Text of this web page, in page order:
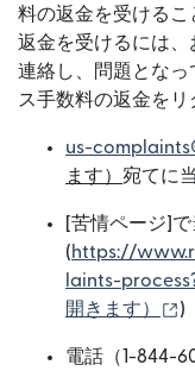
料の返金を受ける
返金を受けるには
連絡し、問題とな
ス手数料の返金をリ
us-
ます） 宛てに
[苦情ページ]で
(https://
laints-
開きます）
)
電話（1-844-